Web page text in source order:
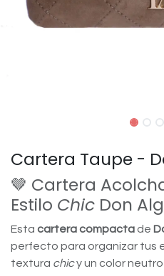
Cartera Taupe -
🤎 Cartera
Estilo Chic Don
Esta cartera compacta de
perfecto para organizar tus
textura chicy un color neutro